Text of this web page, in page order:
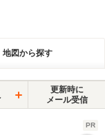
地図から探す
更新時に
メール受信
PR